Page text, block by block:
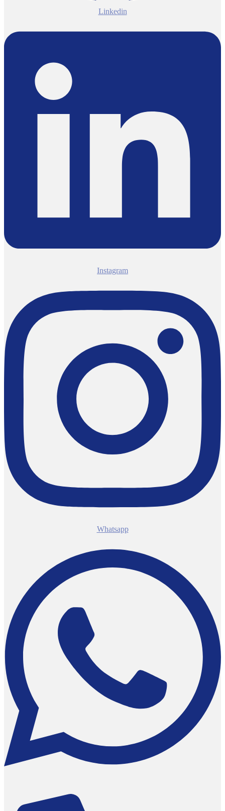
Linkedin
Instagram
Whatsapp